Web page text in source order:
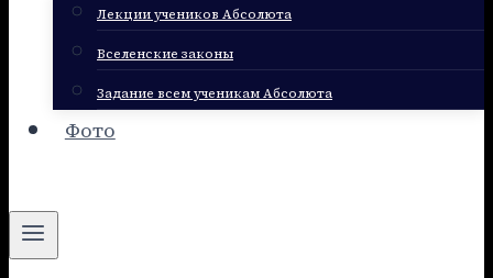
Лекции учеников Абсолюта
Вселенские законы
Задание всем ученикам Абсолюта
Фото